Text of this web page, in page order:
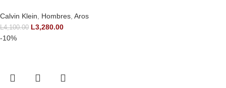
Calvin Klein, Hombres, Aros
L4,100.00 L3,280.00
-10%